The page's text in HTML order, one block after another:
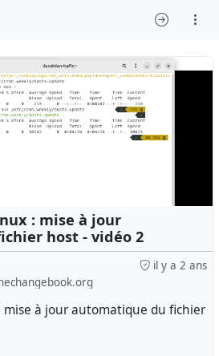
: mise à jour
host - vidéo 2
il y a 2 ans
mise à jour automatique du fichier